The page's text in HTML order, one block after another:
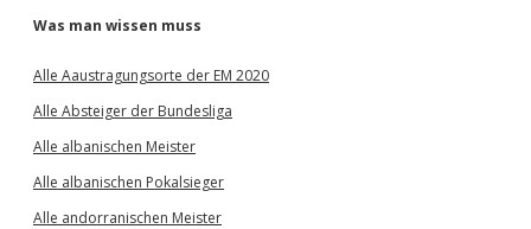
Was man wissen muss
Alle Aaustragungsorte der EM 2020
Alle Absteiger der Bundesliga
Alle albanischen Meister
Alle albanischen Pokalsieger
Alle andorranischen Meister